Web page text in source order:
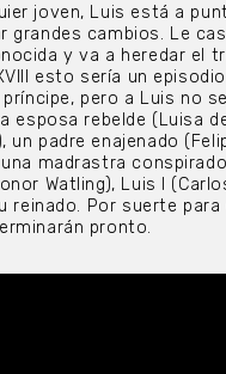
joven, Luis está a
grandes cambios. Le
y va a heredar el
esto sería un
príncipe, pero a Luis no
esposa rebelde (Luisa
un padre enajenado
madrastra
Watling), Luis I
reinado. Por suerte para
pronto.